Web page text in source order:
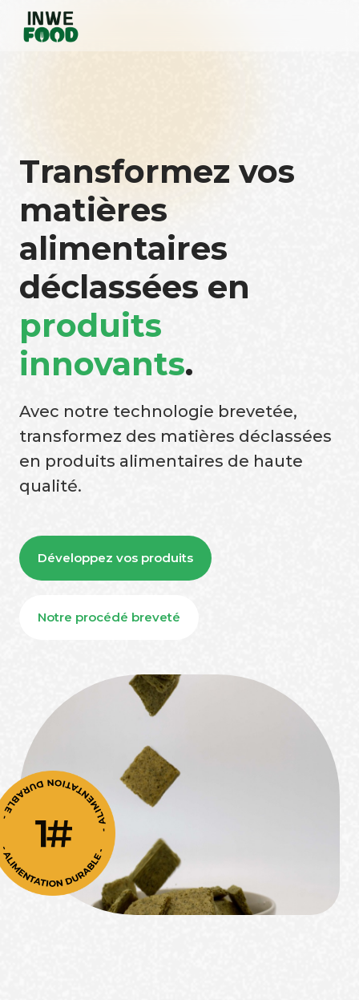
Transformez vos
matières
alimentaires
déclassées en
produits
innovants.
Avec notre technologie brevetée,
transformez des matières déclassées
en produits alimentaires de haute
qualité.
Développez vos produits
Notre procédé breveté